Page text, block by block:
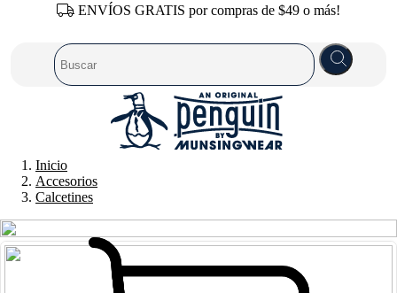
ENVÍOS GRATIS por compras de $49 o más!
Inicio
Accesorios
Calcetines